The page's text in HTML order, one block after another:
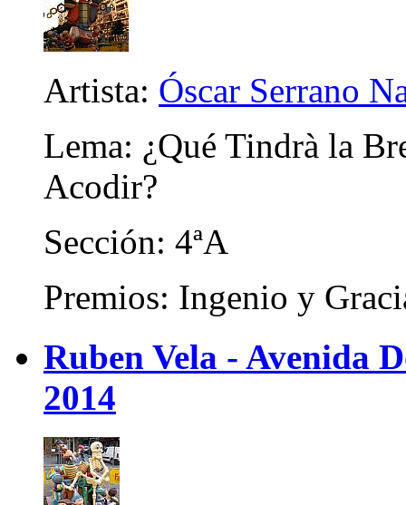
Artista: Óscar Serrano
Lema: ¿Qué Tindrà la
Acodir?
Sección: 4ªA
Premios: Ingenio y
Ruben Vela - Avenida
2014